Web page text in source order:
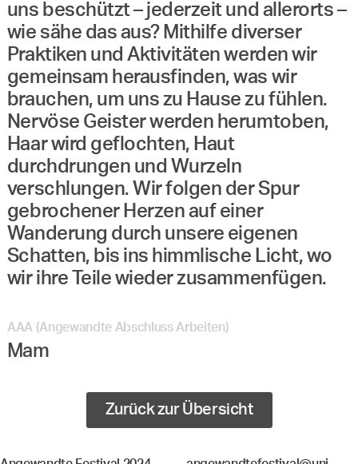
uns beschützt – jederzeit und allerorts –
wie sähe das aus? Mithilfe diverser
Praktiken und Aktivitäten werden wir
gemeinsam herausfinden, was wir
brauchen, um uns zu Hause zu fühlen.
Nervöse Geister werden herumtoben,
Haar wird geflochten, Haut
durchdrungen und Wurzeln
verschlungen. Wir folgen der Spur
gebrochener Herzen auf einer
Wanderung durch unsere eigenen
Schatten, bis ins himmlische Licht, wo
wir ihre Teile wieder zusammenfügen.
AAA (Angewandte Abschluss Arbeiten)
Mam
Zurück zur Übersicht